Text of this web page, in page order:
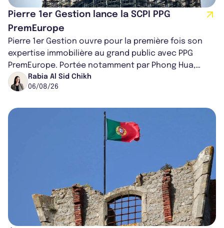
Pierre 1er Gestion lance la SCPI PPG
PremEurope
Pierre 1er Gestion ouvre pour la première fois son
expertise immobilière au grand public avec PPG
PremEurope. Portée notamment par Phong Hua,
ancien directeur des investissements d...
Rabia Al Sid Chikh
06/08/26